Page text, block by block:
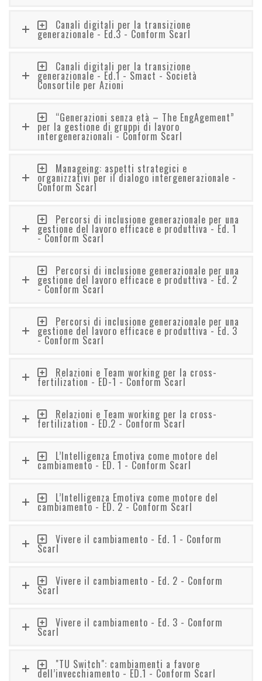
Canali digitali per la transizione
generazionale - Ed.3 - Conform Scarl
Canali digitali per la transizione
generazionale - Ed.1 - Smact - Società
Consortile per Azioni
“Generazioni senza età – The EngAgement”
per la gestione di gruppi di lavoro
intergenerazionali - Conform Scarl
Manageing: aspetti strategici e
organizzativi per il dialogo intergenerazionale -
Conform Scarl
Percorsi di inclusione generazionale per una
gestione del lavoro efficace e produttiva - Ed. 1
- Conform Scarl
Percorsi di inclusione generazionale per una
gestione del lavoro efficace e produttiva - Ed. 2
- Conform Scarl
Percorsi di inclusione generazionale per una
gestione del lavoro efficace e produttiva - Ed. 3
- Conform Scarl
Relazioni e Team working per la cross-
fertilization - ED-1 - Conform Scarl
Relazioni e Team working per la cross-
fertilization - ED.2 - Conform Scarl
L’Intelligenza Emotiva come motore del
cambiamento - ED. 1 - Conform Scarl
L’Intelligenza Emotiva come motore del
cambiamento - ED. 2 - Conform Scarl
Vivere il cambiamento - Ed. 1 - Conform
Scarl
Vivere il cambiamento - Ed. 2 - Conform
Scarl
Vivere il cambiamento - Ed. 3 - Conform
Scarl
"TU Switch": cambiamenti a favore
dell’invecchiamento - ED.1 - Conform Scarl